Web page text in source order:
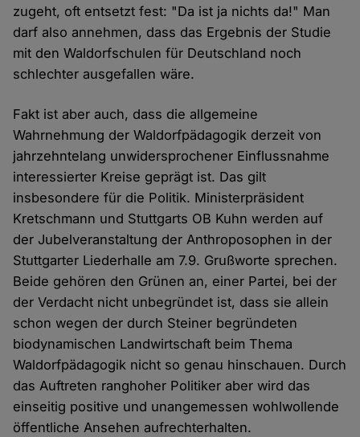
zugeht, oft entsetzt fest: "Da ist ja nichts da!" Man
darf also annehmen, dass das Ergebnis der Studie
mit den Waldorfschulen für Deutschland noch
schlechter ausgefallen wäre.
Fakt ist aber auch, dass die allgemeine
Wahrnehmung der Waldorfpädagogik derzeit von
jahrzehntelang unwidersprochener Einflussnahme
interessierter Kreise geprägt ist. Das gilt
insbesondere für die Politik. Ministerpräsident
Kretschmann und Stuttgarts OB Kuhn werden auf
der Jubelveranstaltung der Anthroposophen in der
Stuttgarter Liederhalle am 7.9. Grußworte sprechen.
Beide gehören den Grünen an, einer Partei, bei der
der Verdacht nicht unbegründet ist, dass sie allein
schon wegen der durch Steiner begründeten
biodynamischen Landwirtschaft beim Thema
Waldorfpädagogik nicht so genau hinschauen. Durch
das Auftreten ranghoher Politiker aber wird das
einseitig positive und unangemessen wohlwollende
öffentliche Ansehen aufrechterhalten.